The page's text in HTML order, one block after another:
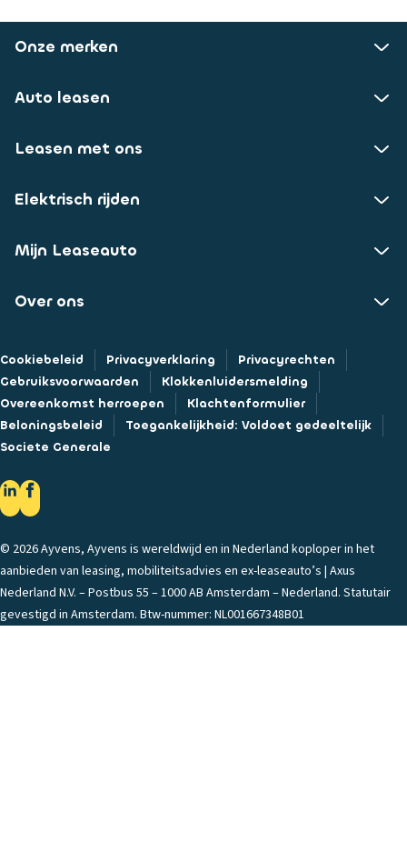
Onze merken
Auto leasen
Leasen met ons
Elektrisch rijden
Mijn Leaseauto
Over ons
Cookiebeleid Privacyverklaring
Privacyrechten
Gebruiksvoorwaarden
Klokkenluidersmelding
Overeenkomst herroepen
Klachtenformulier
Beloningsbeleid
Toegankelijkheid: Voldoet gedeeltelijk
Societe Generale
© 2026 Ayvens, Ayvens is wereldwijd en in Nederland koploper in het
aanbieden van leasing, mobiliteitsadvies en ex-leaseauto’s | Axus
Nederland N.V. – Postbus 55 – 1000 AB Amsterdam – Nederland. Statutair
gevestigd in Amsterdam. Btw-nummer: NL001667348B01